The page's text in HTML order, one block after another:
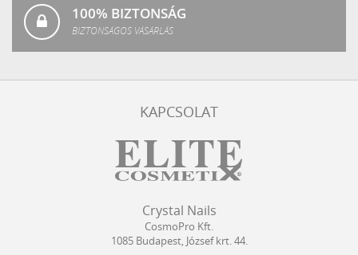
100% BIZTONSÁG
BIZTONSÁGOS VÁSÁRLÁS
KAPCSOLAT
Nails
Kft.
Crystal Nails
CosmoPro Kft.
1085 Budapest, József krt. 44.